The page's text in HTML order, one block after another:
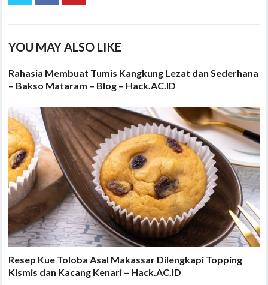
YOU MAY ALSO LIKE
Rahasia Membuat Tumis Kangkung Lezat dan Sederhana
– Bakso Mataram – Blog – Hack.AC.ID
Resep Kue Toloba Asal Makassar Dilengkapi Topping
Kismis dan Kacang Kenari – Hack.AC.ID